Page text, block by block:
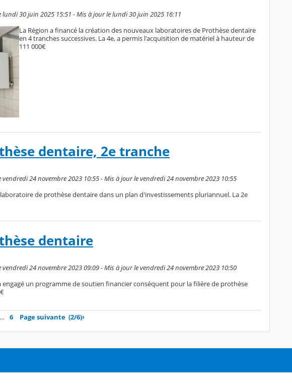
30 juin 2025 15:51 - Mis à jour le lundi 30 juin 2025 16:11
La Région a financé la création des nouveaux laboratoires de Prothèse dentaire
en 4 tranches successives. La 4e, a permis l'acquisition de matériel à hauteur de
111 000€
dentaire, 2e tranche
24 novembre 2023 10:55 - Mis à jour le vendredi 24 novembre 2023 10:55
de prothèse dentaire dans un plan d'investissements pluriannuel. La 2e
dentaire
24 novembre 2023 09:09 - Mis à jour le vendredi 24 novembre 2023 10:50
engagé un programme de soutien financier conséquent pour la filière de prothèse
… 6 Page suivante (2/6)›